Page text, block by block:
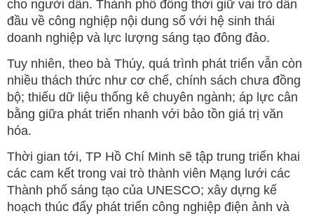
cho người dân. Thành phố đồng thời giữ vai trò dẫn
đầu về công nghiệp nội dung số với hệ sinh thái
doanh nghiệp và lực lượng sáng tạo đông đảo.
Tuy nhiên, theo bà Thúy, quá trình phát triển vẫn còn
nhiều thách thức như cơ chế, chính sách chưa đồng
bộ; thiếu dữ liệu thống kê chuyên ngành; áp lực cân
bằng giữa phát triển nhanh với bảo tồn giá trị văn
hóa.
Thời gian tới, TP Hồ Chí Minh sẽ tập trung triển khai
các cam kết trong vai trò thành viên Mạng lưới các
Thành phố sáng tạo của UNESCO; xây dựng kế
hoạch thúc đẩy phát triển công nghiệp điện ảnh và